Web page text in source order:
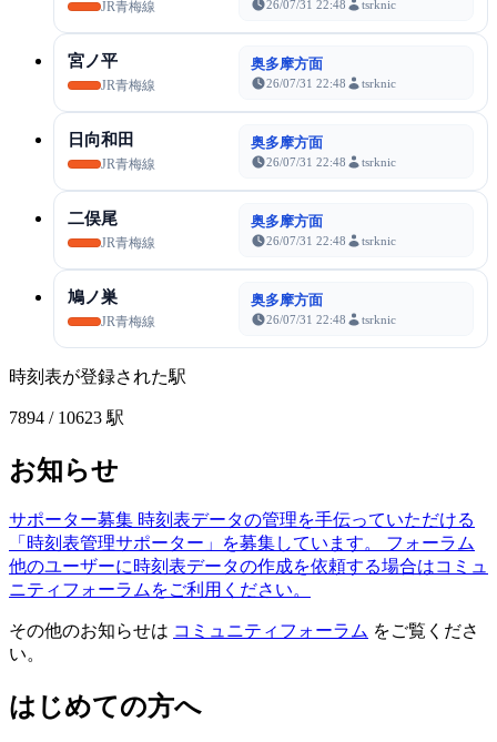
JR青梅線 26/07/31 22:48 tsrknic
宮ノ平
JR青梅線
奥多摩方面
26/07/31 22:48 tsrknic
日向和田
JR青梅線
奥多摩方面
26/07/31 22:48 tsrknic
二俣尾
JR青梅線
奥多摩方面
26/07/31 22:48 tsrknic
鳩ノ巣
JR青梅線
奥多摩方面
26/07/31 22:48 tsrknic
時刻表が登録された駅
7894 / 10623 駅
お知らせ
サポーター募集 時刻表データの管理を手伝っていただける
「時刻表管理サポーター」を募集しています。
フォーラム
他のユーザーに時刻表データの作成を依頼する場合はコミュ
ニティフォーラムをご利用ください。
その他のお知らせは コミュニティフォーラム をご覧くださ
い。
はじめての方へ